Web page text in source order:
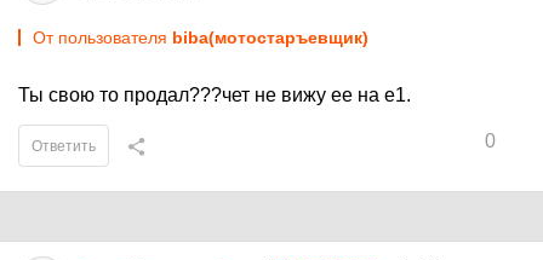
От пользователя biba(мотостаръевщик)
Ты свою то продал???чет не вижу ее на е1.
0
Ответить